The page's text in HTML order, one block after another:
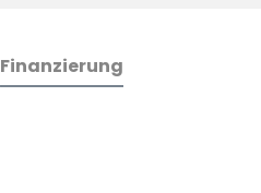
Finanzierung